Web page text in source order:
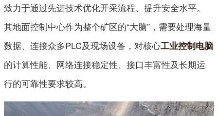
致力于通过先进技术优化开采流程、提升安全水平。
其地面控制中心作为整个矿区的“大脑”，需要处理海量
数据、连接众多PLC及现场设备，对核心工业控制电脑
的计算性能、网络连接稳定性、接口丰富性及长期运
行的可靠性要求较高。